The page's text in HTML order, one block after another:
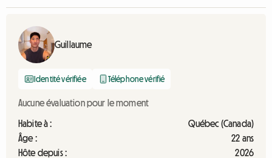
Guillaume
Identité vérifiée Téléphone vérifié
Aucune évaluation pour le moment
Habite à :
Québec (Canada)
Âge :
22 ans
Hôte depuis :
2026